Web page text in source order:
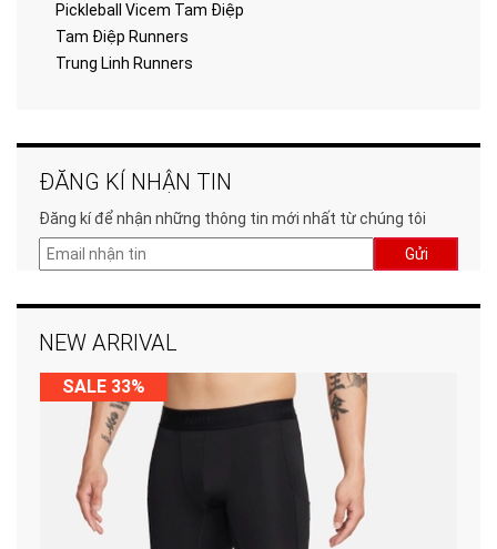
Pickleball Vicem Tam Điệp
Tam Điệp Runners
Trung Linh Runners
ĐĂNG KÍ NHẬN TIN
Đăng kí để nhận những thông tin mới nhất từ chúng tôi
Gửi
NEW ARRIVAL
SALE 33%